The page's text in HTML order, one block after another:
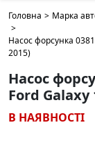
Головна > Марка
>
Насос форсунка
2015)
Насос
Ford Galaxy
В НАЯВНОСТІ